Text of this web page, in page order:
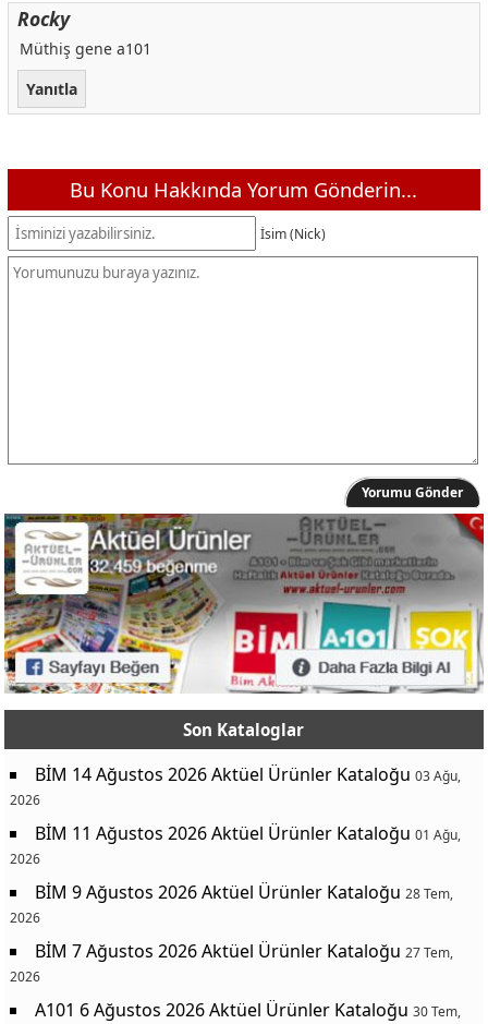
Rocky
Müthiş gene a101
Yanıtla
Bu Konu Hakkında Yorum Gönderin...
İsim (Nick)
Yorumu Gönder
Son Kataloglar
BİM 14 Ağustos 2026 Aktüel Ürünler Kataloğu 03 Ağu,
2026
BİM 11 Ağustos 2026 Aktüel Ürünler Kataloğu 01 Ağu,
2026
BİM 9 Ağustos 2026 Aktüel Ürünler Kataloğu 28 Tem,
2026
BİM 7 Ağustos 2026 Aktüel Ürünler Kataloğu 27 Tem,
2026
A101 6 Ağustos 2026 Aktüel Ürünler Kataloğu 30 Tem,